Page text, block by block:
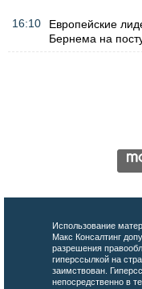
16:10
Европейские
Бернема на
Использование
Макс Консалтинг
разрешения
гиперссылкой на
заимствован.
непосредственно в